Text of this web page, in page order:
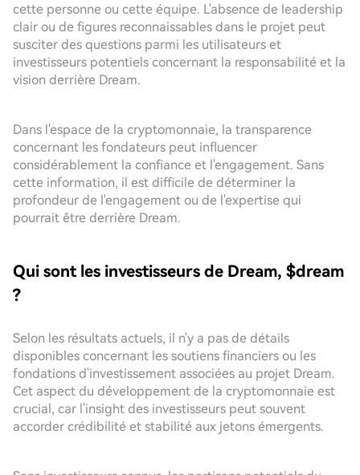
cette personne ou cette équipe. L'absence de leadership
clair ou de figures reconnaissables dans le projet peut
susciter des questions parmi les utilisateurs et
investisseurs potentiels concernant la responsabilité et la
vision derrière Dream.
Dans l'espace de la cryptomonnaie, la transparence
concernant les fondateurs peut influencer
considérablement la confiance et l'engagement. Sans
cette information, il est difficile de déterminer la
profondeur de l'engagement ou de l'expertise qui
pourrait être derrière Dream.
Qui sont les investisseurs de Dream, $dream
?
Selon les résultats actuels, il n'y a pas de détails
disponibles concernant les soutiens financiers ou les
fondations d'investissement associées au projet Dream.
Cet aspect du développement de la cryptomonnaie est
crucial, car l'insight des investisseurs peut souvent
accorder crédibilité et stabilité aux jetons émergents.